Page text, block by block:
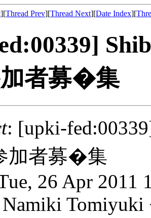
][Thread Prev][Thread Next][Date Index][
者募�集
: [upki-
加者募�集
26 Apr 2011
Namiki